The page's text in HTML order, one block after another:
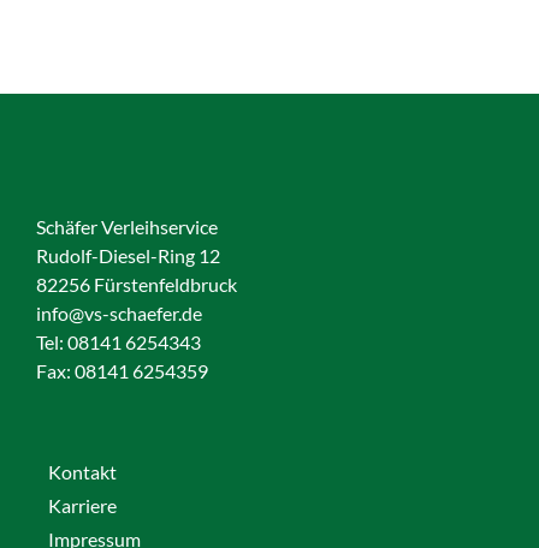
Schäfer Verleihservice
Rudolf-Diesel-Ring 12
82256 Fürstenfeldbruck
info@vs-schaefer.de
Tel: 08141 6254343
Fax: 08141 6254359
Kontakt
Karriere
Impressum